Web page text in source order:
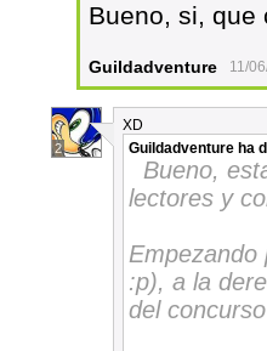
Bueno, si, que
Guildadventure 11/
2
XD
Guildadventure ha
Bueno,
lectores y
Empezando
:p), a la
del